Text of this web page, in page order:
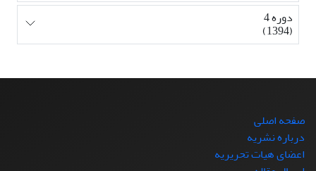
دوره 4
(1394)
صفحه اصلی
درباره نشریه
اعضای هیات تحریریه